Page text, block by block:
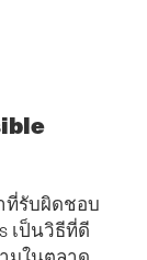
ที่รับผิดชอบ
เป็นวิธีที่ดี